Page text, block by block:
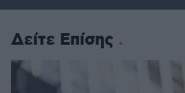
Δείτε Επίσης